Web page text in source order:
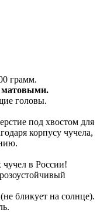
грамм.
матовыми.
головы.
под хвостом для
корпусу чучела,
в России!
бликует на солнце).